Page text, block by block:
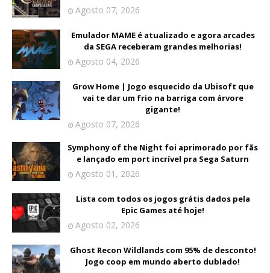
Agosto 07, 2026
Emulador MAME é atualizado e agora arcades
da SEGA receberam grandes melhorias!
Agosto 04, 2026
Grow Home | Jogo esquecido da Ubisoft que
vai te dar um frio na barriga com árvore
gigante!
Agosto 07, 2026
Symphony of the Night foi aprimorado por fãs
e lançado em port incrível pra Sega Saturn
Agosto 01, 2026
Lista com todos os jogos grátis dados pela
Epic Games até hoje!
Agosto 02, 2026
Ghost Recon Wildlands com 95% de desconto!
Jogo coop em mundo aberto dublado!